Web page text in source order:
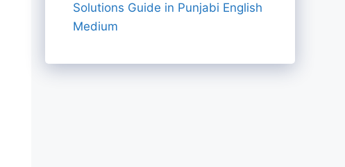
Solutions Guide in Punjabi English
Medium